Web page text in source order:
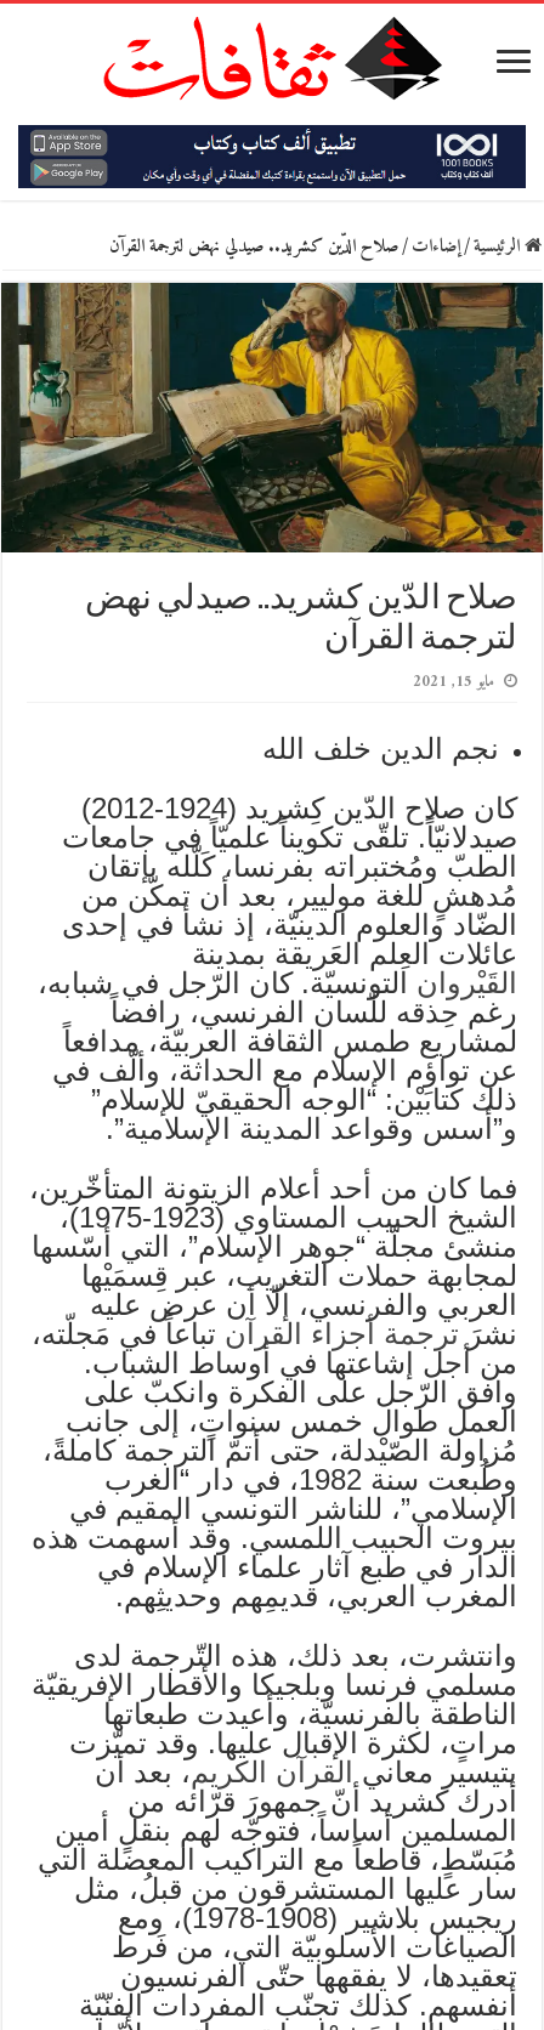
الرئيسية/إضاءات/صلاح الدّين كشريد.. صيدلي نهض لترجمة القرآن
صلاح الدّين كشريد.. صيدلي نهض
لترجمة القرآن
مايو 15, 2021
نجم الدين خلف الله
كان صلاح الدّين كِشريد (1924-2012)
صيدلانيّاً. تلقّى تكويناً علميّاً في جامعات
الطبّ ومُختبراته بفرنسا، كَلّله بإتقان
مُدهشٍ للغة موليير، بعد أن تمكّن من
الضّاد والعلوم الدينيّة، إذ نشأ في إحدى
عائلات العِلم العَريقة بمدينة
القَيْروان التونسيّة. كان الرّجل في شبابه،
رغم حِذقه للّسان الفرنسي، رافضاً
لمشاريع طمس الثقافة العربيّة، مدافعاً
عن تواؤم الإسلام مع الحداثة، وألّف في
ذلك كتابَيْن: “الوجه الحقيقيّ للإسلام”
و”أسس وقواعد المدينة الإسلامية”.
فما كان من أحد أعلام الزيتونة المتأخّرين،
الشيخ الحبيب المستاوي (1923-1975)،
منشئ مجلّة “جوهر الإسلام”، التي أسّسها
لمجابهة حملات التغريب، عبر قِسمَيْها
العربي والفرنسي، إلّا أن عرض عليه
نشرَ ترجمة أجزاء القرآن تباعاً في مَجلّته،
من أجل إشاعتها في أوساط الشباب.
وافق الرّجل على الفكرة وانكبّ على
العمل طوال خمس سنواتٍ، إلى جانب
مُزاولة الصّيْدلة، حتى أتمّ الترجمة كاملةً،
وطُبعت سنة 1982، في دار “الغرب
الإسلامي”، للناشر التونسي المقيم في
بيروت الحبيب اللمسي. وقد أسهمت هذه
الدار في طبع آثار علماء الإسلام في
المغرب العربي، قديمِهم وحديثِهم.
وانتشرت، بعد ذلك، هذه التّرجمة لدى
مسلمي فرنسا وبلجيكا والأقطار الإفريقيّة
الناطقة بالفرنسيّة، وأعيدت طبعاتها
مراتٍ، لكثرة الإقبال عليها. وقد تميّزت
بتيسير معاني القرآن الكريم، بعد أن
أدرك كشريد أنّ جمهورَ قرّائه من
المسلمين أساساً، فتوجّه لهم بنقلٍ أمين
مُبَسّطٍ، قاطعاً مع التراكيب المعضلة التي
سار عليها المستشرقون من قبلُ، مثل
ريجيس بلاشير (1908-1978)، ومع
الصياغات الأسلوبيّة التي، من فَرط
تعقيدها، لا يفقهها حتّى الفرنسيون
أنفسهم. كذلك تجنّب المفردات الفنّيّة